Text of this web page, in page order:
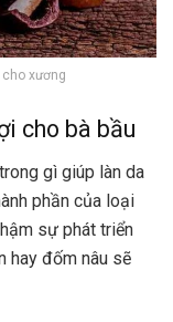
xương
cho bà bầu
gì giúp làn da
phần của loại
sự phát triển
hay đốm nâu sẽ